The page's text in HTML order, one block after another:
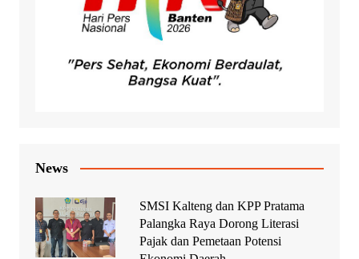
News
SMSI Kalteng dan KPP Pratama
Palangka Raya Dorong Literasi
Pajak dan Pemetaan Potensi